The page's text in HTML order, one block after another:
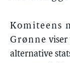
Komiteens
Grønne
alternative